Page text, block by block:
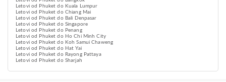
Letovi od Phuket do Kuala Lumpur
Letovi od Phuket do Chiang Mai
Letovi od Phuket do Bali Denpasar
Letovi od Phuket do Singapore
Letovi od Phuket do Penang
Letovi od Phuket do Ho Chi Minh City
Letovi od Phuket do Koh Samui Chaweng
Letovi od Phuket do Hat Yai
Letovi od Phuket do Rayong Pattaya
Letovi od Phuket do Sharjah